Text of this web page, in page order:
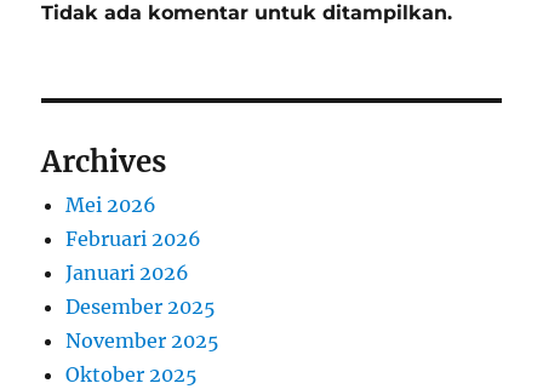
Tidak ada komentar untuk ditampilkan.
Archives
Mei 2026
Februari 2026
Januari 2026
Desember 2025
November 2025
Oktober 2025